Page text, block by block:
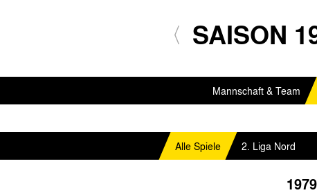
Stadiongaststätte Klömpchensklub
SAISON
Mannschaft & Team
Alle Spiele 2. Liga Nord
1979